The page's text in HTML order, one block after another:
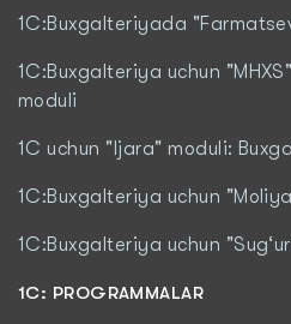
1C:Buxgalteriyada
1C:Buxgalteriya uchun
moduli
1C uchun "Ijara" moduli:
1C:Buxgalteriya uchun
1C:Buxgalteriya uchun
1С: PROGRAMMALAR